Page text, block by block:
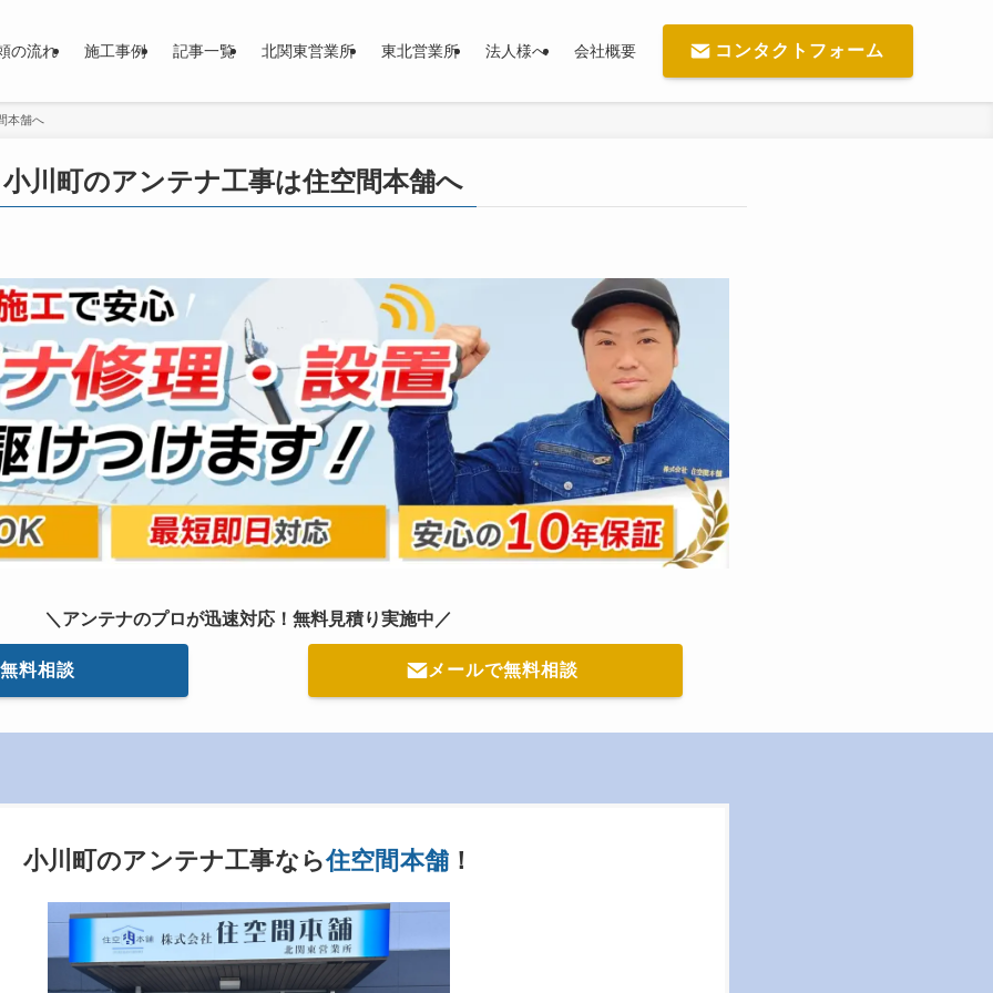
の流れ 施工事例 記事一覧 北関東営業所 東北営業所 法人様へ 会社概要 コンタクトフォーム
本舗へ
川町のアンテナ工事は住空間本舗へ
＼ アンテナのプロが迅速対応 ！無料見積り実施中／
料相談 メールで無料相談
小川町のアンテナ工事なら住空間本舗 ！